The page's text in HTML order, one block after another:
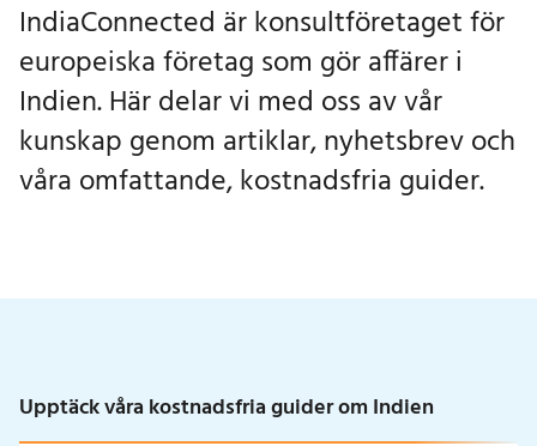
IndiaConnected är konsultföretaget för
europeiska företag som gör affärer i
Indien. Här delar vi med oss av vår
kunskap genom artiklar, nyhetsbrev och
våra omfattande, kostnadsfria guider.
Upptäck våra kostnadsfria guider om Indien